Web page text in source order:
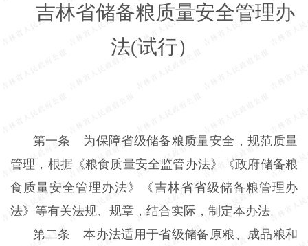
吉林省储备粮质量安全管理办
法(试行）
第一条 为保障省级储备粮质量安全，规范质量
管理，根据《粮食质量安全监管办法》《政府储备粮
食质量安全管理办法》《吉林省省级储备粮管理办
法》等有关法规、规章，结合实际，制定本办法。
第二条 本办法适用于省级储备原粮、成品粮和